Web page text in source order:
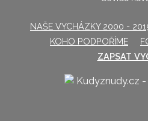
NAŠE VYCHÁZKY 2000 -
KOHO PODPOŘÍME
ZAPSAT